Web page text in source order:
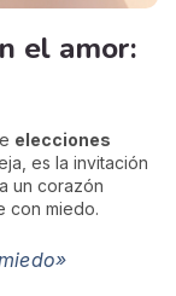
el amor:
elecciones
es la invitación
un corazón
con miedo.